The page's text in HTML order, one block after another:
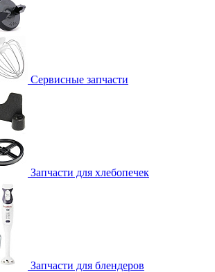
Сервисные запчасти
Запчасти для хлебопечек
Запчасти для блендеров